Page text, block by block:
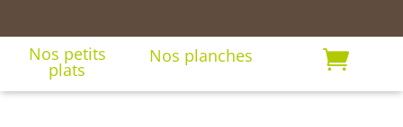
Nos petits
plats
Nos planches 